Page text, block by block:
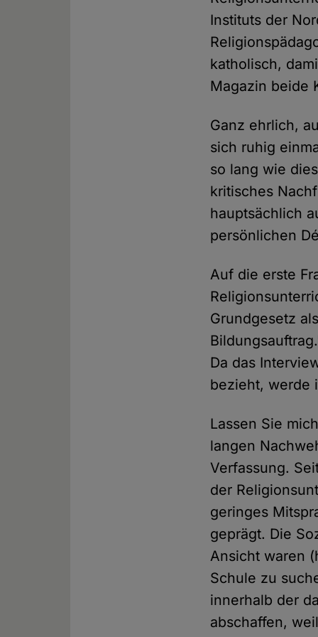
Instituts der
katholisch,
Magazin beide
Ganz ehrlich,
sich ruhig
so lang wie
kritisches
hauptsächlich
persönlichen
Auf die erste
Grundgesetz
Da das
bezieht, werde
Lassen Sie
langen
Verfassung.
der
geringes
geprägt. Die
Ansicht waren
Schule zu
innerhalb der
abschaffen,